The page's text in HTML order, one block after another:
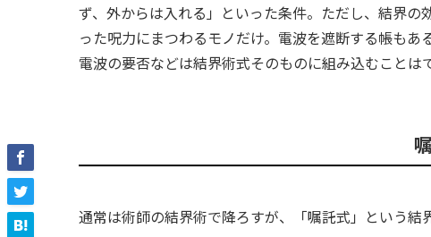
ず、外からは入れる」といった条件。ただし、結界の
った呪力にまつわるモノだけ。電波を遮断する帳もあ
電波の要否などは結界術式そのものに組み込むことは
通常は術師の結界術で降ろすが、「嘱託式」という結